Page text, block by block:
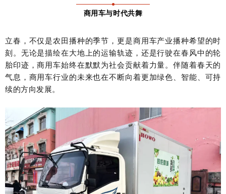
商用车与时代共舞
立春，不仅是农田播种的季节，更是商用车产业播种希望的时
刻。无论是描绘在大地上的运输轨迹，还是行驶在春风中的轮
胎印迹，商用车始终在默默为社会贡献着力量。伴随着春天的
气息，商用车行业的未来也在不断向着更加绿色、智能、可持
续的方向发展。